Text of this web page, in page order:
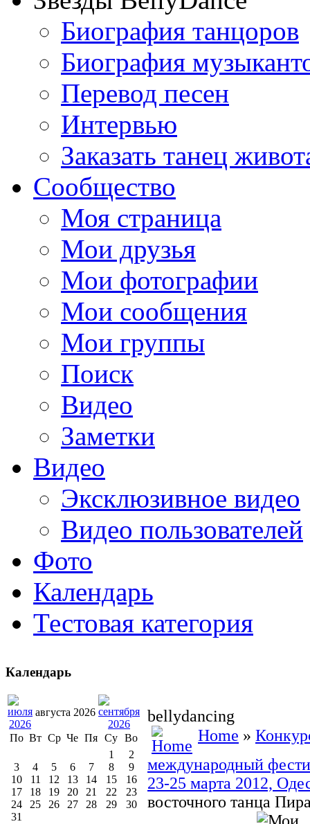
Биография танцоров
Биография
Перевод песен
Интервью
Заказать танец
Сообщество
Моя страница
Мои друзья
Мои фотографии
Мои сообщения
Мои группы
Поиск
Видео
Заметки
Видео
Эксклюзивное видео
Видео пользователей
Фото
Календарь
Тестовая категория
bellydancing
Home »
международный
23-25 марта 2012,
восточного танца
Календарь
августа 2026
По Вт Ср Че Пя Су Во
1
2
3
4 5 6 7 8
9
10
11 12 13 14 15
16
17
18 19 20 21 22
23
24
25 26 27 28 29
30
31